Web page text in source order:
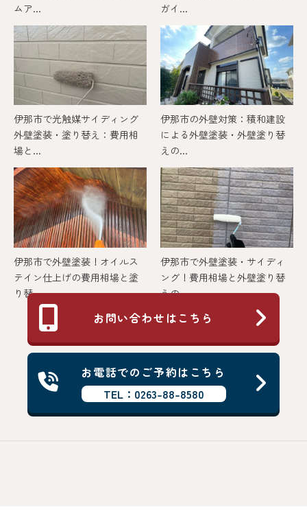
ムア...
ガイ...
伊那市で光触媒サイディング
外壁塗装・塗り替え：費用相
場と...
伊那市の外壁対策：積和建設
による外壁塗装・外壁塗り替
えの...
伊那市で外壁塗装！オイルス
テイン仕上げの費用相場と塗
り替...
伊那市で外壁塗装・サイディ
ング！費用相場と外壁塗り替
えの...
お問い合わせはこちら
お電話でのご予約はこちら
TEL：0263-88-8580